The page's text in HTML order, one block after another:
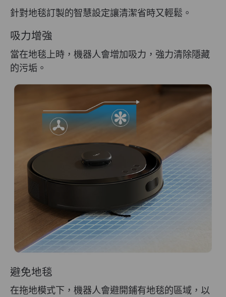
針對地毯訂製的智慧設定讓清潔省時又輕鬆。
吸力增強
當在地毯上時，機器人會增加吸力，強力清除隱藏
的污垢。
避免地毯
在拖地模式下，機器人會避開鋪有地毯的區域，以